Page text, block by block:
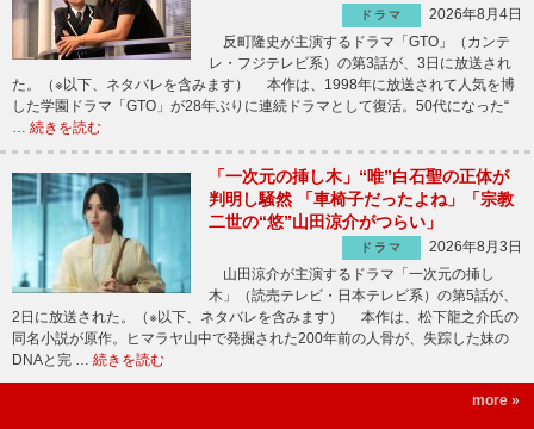
ドラマ
2026年8月4日
反町隆史が主演するドラマ「GTO」（カンテ
レ・フジテレビ系）の第3話が、3日に放送され
た。（※以下、ネタバレを含みます） 本作は、1998年に放送されて人気を博
した学園ドラマ「GTO」が28年ぶりに連続ドラマとして復活。50代になった“
… 続きを読む
「一次元の挿し木」“唯”白石聖の正体が
判明し騒然 「車椅子だったよね」「宗教
二世の“悠”山田涼介がつらい」
ドラマ
2026年8月3日
山田涼介が主演するドラマ「一次元の挿し
木」（読売テレビ・日本テレビ系）の第5話が、
2日に放送された。（※以下、ネタバレを含みます） 本作は、松下龍之介氏の
同名小説が原作。ヒマラヤ山中で発掘された200年前の人骨が、失踪した妹の
DNAと完 … 続きを読む
more »